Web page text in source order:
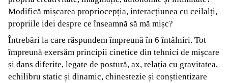
Modifică mișcarea propriocepția, interacțiunea cu ceilalți,
propriile idei despre ce înseamnă să mă mișc?
Întrebări la care răspundem împreună în 6 întâlniri. Tot
împreună exersăm principii cinetice din tehnici de mișcare
și dans diferite, legate de postură, ax, relația cu gravitatea,
echilibru static și dinamic, chinestezie și conștientizare